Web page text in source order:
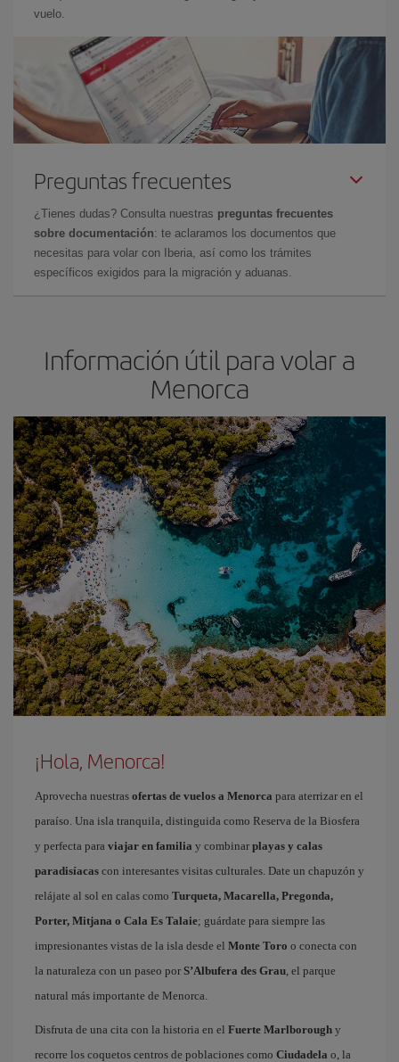
vuelo.
Preguntas frecuentes
¿Tienes dudas? Consulta nuestras preguntas frecuentes
sobre documentación: te aclaramos los documentos que
necesitas para volar con Iberia, así como los trámites
específicos exigidos para la migración y aduanas.
Información útil para volar a
Menorca
¡Hola, Menorca!
Aprovecha nuestras ofertas de vuelos a Menorca para aterrizar en el
paraíso. Una isla tranquila, distinguida como Reserva de la Biosfera
y perfecta para viajar en familia y combinar playas y calas
paradisíacas con interesantes visitas culturales. Date un chapuzón y
relájate al sol en calas como Turqueta, Macarella, Pregonda,
Porter, Mitjana o Cala Es Talaie; guárdate para siempre las
impresionantes vistas de la isla desde el Monte Toro o conecta con
la naturaleza con un paseo por S’Albufera des Grau, el parque
natural más importante de Menorca.
Disfruta de una cita con la historia en el Fuerte Marlborough y
recorre los coquetos centros de poblaciones como Ciudadela o, la